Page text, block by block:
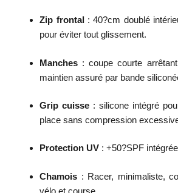
Zip frontal: 40?cm doublé
pour éviter tout glissement.
Manches : coupe courte
maintien assuré par bande
Grip cuisse : silicone intégré
place sans compression
Protection UV : +50?SPF
Chamois : Racer, minimaliste,
vélo et course.